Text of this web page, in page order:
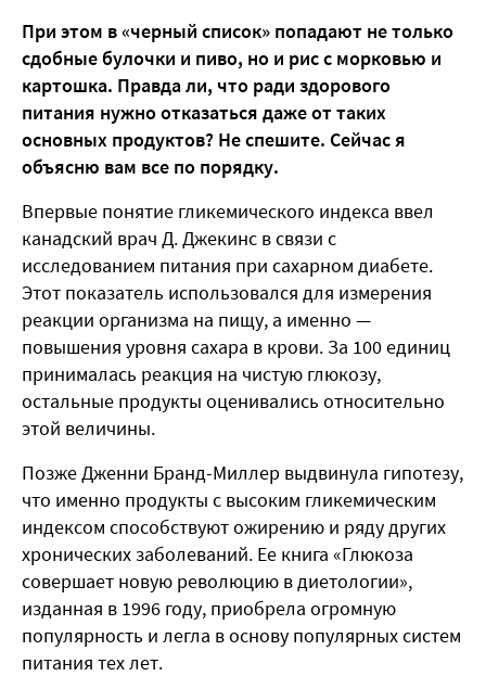
При этом в «черный список» попадают не только
сдобные булочки и пиво, но и рис с морковью и
картошка. Правда ли, что ради здорового
питания нужно отказаться даже от таких
основных продуктов? Не спешите. Сейчас я
объясню вам все по порядку.
Впервые понятие гликемического индекса ввел
канадский врач Д. Джекинс в связи с
исследованием питания при сахарном диабете.
Этот показатель использовался для измерения
реакции организма на пищу, а именно —
повышения уровня сахара в крови. За 100 единиц
принималась реакция на чистую глюкозу,
остальные продукты оценивались относительно
этой величины.
Позже Дженни Бранд-Миллер выдвинула гипотезу,
что именно продукты с высоким гликемическим
индексом способствуют ожирению и ряду других
хронических заболеваний. Ее книга «Глюкоза
совершает новую революцию в диетологии»,
изданная в 1996 году, приобрела огромную
популярность и легла в основу популярных систем
питания тех лет.